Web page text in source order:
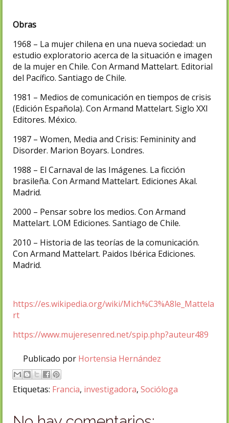
Obras
1968 – La mujer chilena en una nueva sociedad: un
estudio exploratorio acerca de la situación e imagen
de la mujer en Chile. Con Armand Mattelart. Editorial
del Pacífico. Santiago de Chile.
1981 – Medios de comunicación en tiempos de crisis
(Edición Española). Con Armand Mattelart. Siglo XXI
Editores. México.
1987 – Women, Media and Crisis: Femininity and
Disorder. Marion Boyars. Londres.
1988 – El Carnaval de las Imágenes. La ficción
brasileña. Con Armand Mattelart. Ediciones Akal.
Madrid.
2000 – Pensar sobre los medios. Con Armand
Mattelart. LOM Ediciones. Santiago de Chile.
2010 – Historia de las teorías de la comunicación.
Con Armand Mattelart. Paidos Ibérica Ediciones.
Madrid.
https://es.wikipedia.org/wiki/Mich%C3%A8le_Mattela
rt
https://www.mujeresenred.net/spip.php?auteur489
Publicado por Hortensia Hernández
Etiquetas: Francia, investigadora, Socióloga